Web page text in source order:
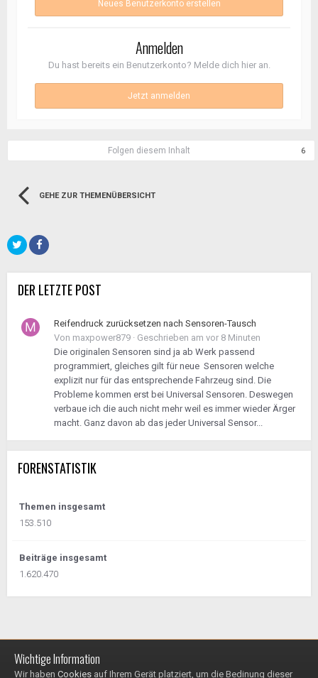
Neues Benutzerkonto erstellen
Anmelden
Du hast bereits ein Benutzerkonto? Melde dich hier an.
Jetzt anmelden
Folgen diesem Inhalt 6
GEHE ZUR THEMENÜBERSICHT
DER LETZTE POST
Reifendruck zurücksetzen nach Sensoren-Tausch
Von maxpower879 · Geschrieben am vor 8 Minuten
Die originalen Sensoren sind ja ab Werk passend
programmiert, gleiches gilt für neue Sensoren welche
explizit nur für das entsprechende Fahrzeug sind. Die
Probleme kommen erst bei Universal Sensoren. Deswegen
verbaue ich die auch nicht mehr weil es immer wieder Ärger
macht. Ganz davon ab das jeder Universal Sensor...
FORENSTATISTIK
Themen insgesamt
153.510
Beiträge insgesamt
1.620.470
Impressum / Datenschutzerklärung
Wichtige Information
Wir haben Cookies auf Ihrem Gerät platziert, um die Bedinung dieser